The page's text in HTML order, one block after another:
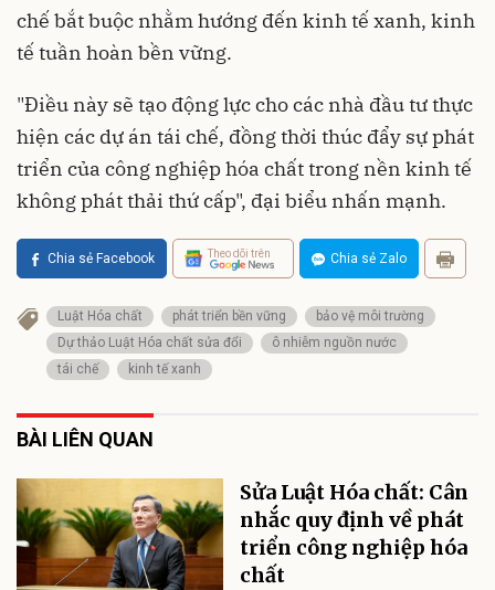
chế bắt buộc nhằm hướng đến kinh tế xanh, kinh
tế tuần hoàn bền vững.
"Điều này sẽ tạo động lực cho các nhà đầu tư thực
hiện các dự án tái chế, đồng thời thúc đẩy sự phát
triển của công nghiệp hóa chất trong nền kinh tế
không phát thải thứ cấp", đại biểu nhấn mạnh.
Chia sẻ Facebook Theo dõi trên Chia sẻ Zalo
Luật Hóa chất phát triển bền vững
bảo vệ môi trường
Dự thảo Luật Hóa chất sửa đổi
ô nhiễm nguồn nước
tái chế
kinh tế xanh
BÀI LIÊN QUAN
Sửa Luật Hóa chất: Cân
nhắc quy định về phát
triển công nghiệp hóa
chất